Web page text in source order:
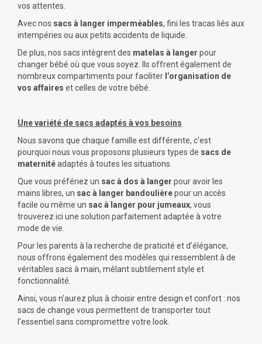
vos attentes.
Avec nos sacs à langer imperméables, fini les tracas liés aux
intempéries ou aux petits accidents de liquide.
De plus, nos sacs intègrent des matelas à langer pour
changer bébé où que vous soyez. Ils offrent également de
nombreux compartiments pour faciliter l’organisation de
vos affaires et celles de votre bébé.
Une variété de sacs adaptés à vos besoins
Nous savons que chaque famille est différente, c'est
pourquoi nous vous proposons plusieurs types de sacs de
maternitéadaptés à toutes les situations.
Que vous préfériez un sac à dos à langer pour avoir les
mains libres, un sac à langer bandoulièrepour un accès
facile ou même un sac à langer pour jumeaux, vous
trouverez ici une solution parfaitement adaptée à votre
mode de vie.
Pour les parents à la recherche de praticité et d’élégance,
nous offrons également des modèles qui ressemblent à de
véritables sacs à main, mêlant subtilement style et
fonctionnalité.
Ainsi, vous n'aurez plus à choisir entre design et confort : nos
sacs de change vous permettent de transporter tout
l'essentiel sans compromettre votre look.